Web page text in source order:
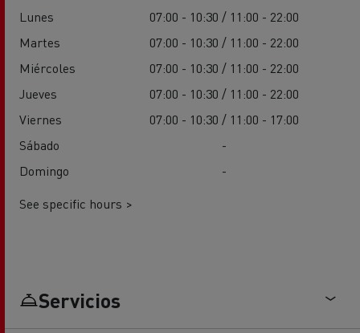
Lunes
07:00 - 10:30 / 11:00 - 22:00
Martes
07:00 - 10:30 / 11:00 - 22:00
Miércoles
07:00 - 10:30 / 11:00 - 22:00
Jueves
07:00 - 10:30 / 11:00 - 22:00
Viernes
07:00 - 10:30 / 11:00 - 17:00
Sábado
-
Domingo
-
See specific hours >
Servicios